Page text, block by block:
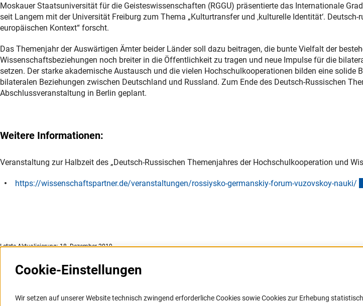
Moskauer Staatsuniversität für die Geisteswissenschaften (RGGU) präsentierte das Internationale
seit Langem mit der Universität Freiburg zum Thema „Kulturtransfer und ‚kulturelle Identität‘. Deutsch-
europäischen Kontext“ forscht.
Das Themenjahr der Auswärtigen Ämter beider Länder soll dazu beitragen, die bunte Vielfalt der
Wissenschaftsbeziehungen noch breiter in die Öffentlichkeit zu tragen und neue Impulse für die
setzen. Der starke akademische Austausch und die vielen Hochschulkooperationen bilden eine solide
bilateralen Beziehungen zwischen Deutschland und Russland. Zum Ende des Deutsch-Russischen
Abschlussveranstaltung in Berlin geplant.
Weitere Informationen:
Veranstaltung zur Halbzeit des „Deutsch-Russischen Themenjahres der Hochschulkooperation und
https://wissenschaftspartner.de/veranstaltungen/rossiysko-germanskiy-forum-vuzovskoy-nauki/
Letzte Aktualisierung: 18. Dezember 2019
Informationssysteme
Cookie-Einstellungen
Wir setzen auf unserer Website technisch zwingend erforderliche Cookies sowie Cookies zur Erhebung